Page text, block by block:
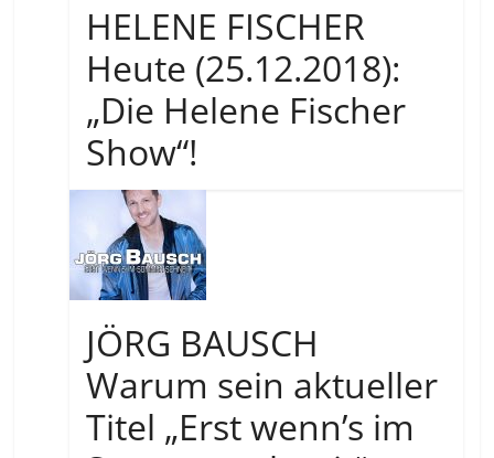
HELENE FISCHER
Heute (25.12.2018):
„Die Helene Fischer
Show“!
JÖRG BAUSCH
Warum sein aktueller
Titel „Erst wenn’s im